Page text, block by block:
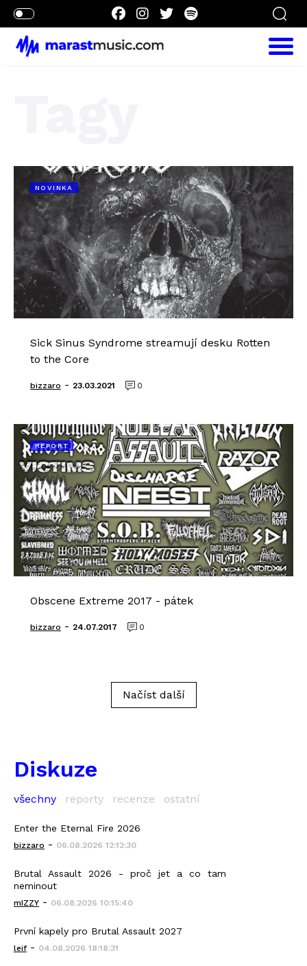
NOVINKA
Sick Sinus Syndrome streamují desku Rotten
to the Core
bizzaro - 23.03.2021 0
REPORT
Obscene Extreme 2017 - pátek
bizzaro - 24.07.2017 0
Načíst další
Diskuze
všechny reporty recenze ostatní
Enter the Eternal Fire 2026
bizzaro - 06.08.2026 12:12:30
Brutal Assault 2026 - proč jet a co tam
neminout
mIZZY - 06.08.2026 10:15:40
První kapely pro Brutal Assault 2027
leif - 04.08.2026 18:18:31